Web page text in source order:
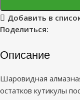
Добавить в
Поделиться:
Описание
Шаровидная
остатков кутикулы